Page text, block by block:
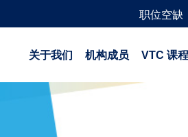
职位空缺
关于我们 机构成员 VTC 课程